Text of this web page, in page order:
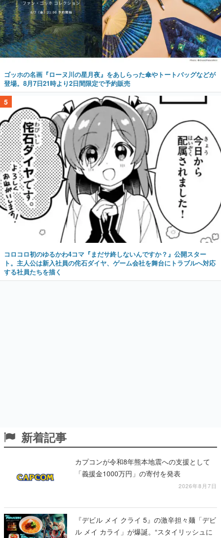
ゴッホの名画『ローヌ川の星月夜』をあしらった傘やトートバッグなどが
登場。8月7日21時より2日間限定で予約販売
5
コロコロ初のゆるかわ4コマ『まだサ終しないんですか？』公開スター
ト。主人公は新入社員の侘石ダイヤ、ゲーム会社を舞台にトラブルへ対応
する社員たちを描く
新着記事
カプコンが令和8年熊本地震への支援として
「義援金1000万円」の寄付を発表
2026年8月7日
『デビル メイ クライ 5』の激辛担々麺「デビ
ル メイ カライ」が爆誕。“スタイリッシュに